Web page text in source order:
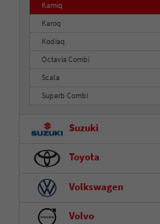
Kamiq
Karoq
Kodiaq
Octavia Combi
Scala
Superb Combi
Suzuki
Toyota
Volkswagen
Volvo